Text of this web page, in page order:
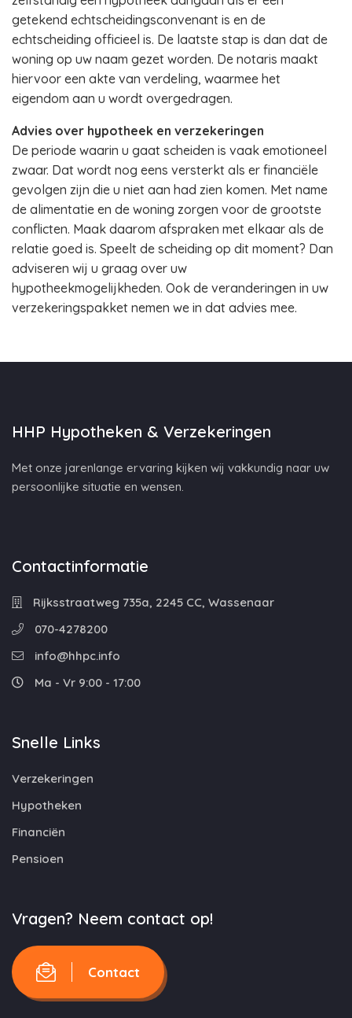
getekend echtscheidingsconvenant is en de
echtscheiding officieel is. De laatste stap is dan dat de
woning op uw naam gezet worden. De notaris maakt
hiervoor een akte van verdeling, waarmee het
eigendom aan u wordt overgedragen.
Advies over hypotheek en verzekeringen
De periode waarin u gaat scheiden is vaak emotioneel
zwaar. Dat wordt nog eens versterkt als er financiële
gevolgen zijn die u niet aan had zien komen. Met name
de alimentatie en de woning zorgen voor de grootste
conflicten. Maak daarom afspraken met elkaar als de
relatie goed is. Speelt de scheiding op dit moment? Dan
adviseren wij u graag over uw
hypotheekmogelijkheden. Ook de veranderingen in uw
verzekeringspakket nemen we in dat advies mee.
HHP Hypotheken & Verzekeringen
Met onze jarenlange ervaring kijken wij vakkundig naar uw
persoonlijke situatie en wensen.
Contactinformatie
Rijksstraatweg 735a, 2245 CC, Wassenaar
070-4278200
info@hhpc.info
Ma - Vr 9:00 - 17:00
Snelle Links
Verzekeringen
Hypotheken
Financiën
Pensioen
Vragen? Neem contact op!
Contact